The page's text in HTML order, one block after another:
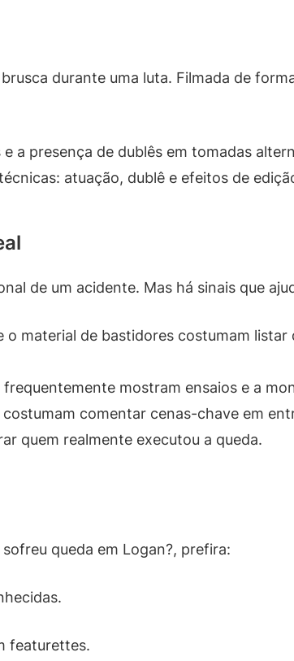
durante uma luta. Filmada de
a presença de dublês em tomadas
atuação, dublê e efeitos de
de um acidente. Mas há sinais que
o material de bastidores costumam listar
mostram ensaios e a
comentar cenas-chave em
quem realmente executou a queda.
queda em Logan?, prefira:
featurettes.